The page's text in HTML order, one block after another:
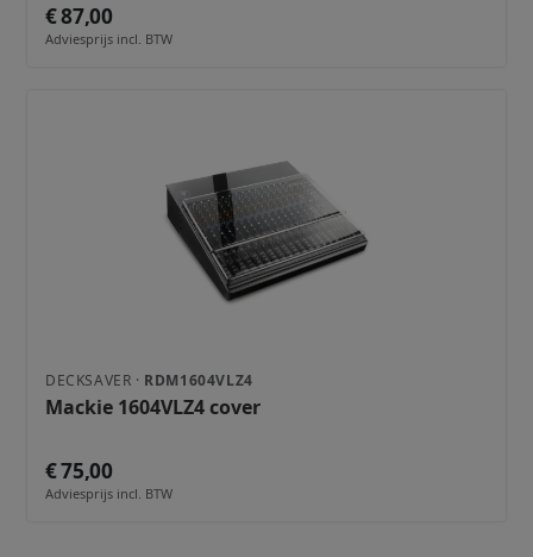
€ 87,00
Adviesprijs incl. BTW
DECKSAVER · RDM1604VLZ4
Mackie 1604VLZ4 cover
€ 75,00
Adviesprijs incl. BTW